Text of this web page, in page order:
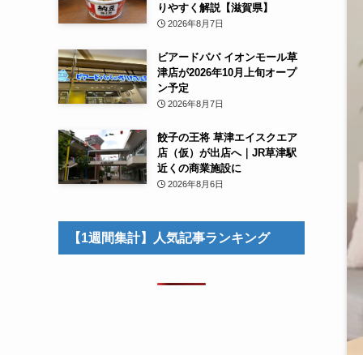
りやすく解説【滋賀県】
2026年8月7日
ビアードパパ イオンモール草
津店が2026年10月上旬オープ
ン予定
2026年8月7日
餃子の王将 草津エイスクエア
店（仮）が出店へ｜JR草津駅
近くの商業施設に
2026年8月6日
【1週間集計】人気記事ランキング